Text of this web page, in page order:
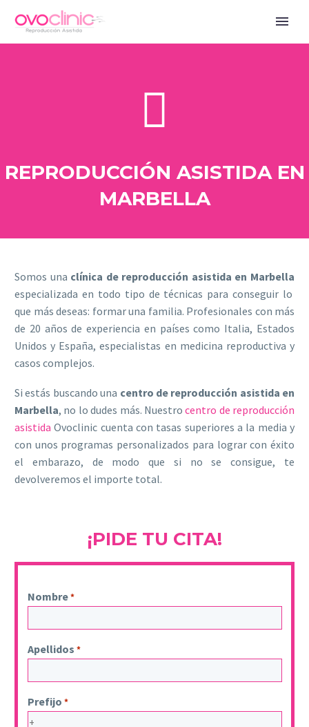
REPRODUCCIÓN ASISTIDA EN
MARBELLA
Somos una clínica de reproducción asistida en Marbella
especializada en todo tipo de técnicas para conseguir lo
que más deseas: formar una familia. Profesionales con más
de 20 años de experiencia en países como Italia, Estados
Unidos y España, especialistas en medicina reproductiva y
casos complejos.
Si estás buscando una centro de reproducción asistida en
Marbella, no lo dudes más. Nuestro centro de reproducción
asistida Ovoclinic cuenta con tasas superiores a la media y
con unos programas personalizados para lograr con éxito
el embarazo, de modo que si no se consigue, te
devolveremos el importe total.
¡PIDE TU CITA!
Nombre*
Apellidos *
Prefijo *